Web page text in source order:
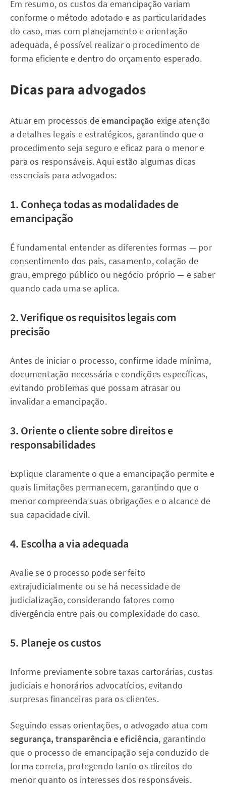
Em resumo, os custos da emancipação variam
conforme o método adotado e as particularidades
do caso, mas com planejamento e orientação
adequada, é possível realizar o procedimento de
forma eficiente e dentro do orçamento esperado.
Dicas para advogados
Atuar em processos deemancipação exige atenção
a detalhes legais e estratégicos, garantindo que o
procedimento seja seguro e eficaz para o menor e
para os responsáveis. Aqui estão algumas dicas
essenciais para advogados:
1. Conheça todas as modalidades de
emancipação
É fundamental entender as diferentes formas — por
consentimento dos pais, casamento, colação de
grau, emprego público ou negócio próprio — e saber
quando cada uma se aplica.
2. Verifique os requisitos legais com
precisão
Antes de iniciar o processo, confirme idade mínima,
documentação necessária e condições específicas,
evitando problemas que possam atrasar ou
invalidar a emancipação.
3. Oriente o cliente sobre direitos e
responsabilidades
Explique claramente o que a emancipação permite e
quais limitações permanecem, garantindo que o
menor compreenda suas obrigações e o alcance de
sua capacidade civil.
4. Escolha a via adequada
Avalie se o processo pode ser feito
extrajudicialmente ou se há necessidade de
judicialização, considerando fatores como
divergência entre pais ou complexidade do caso.
5. Planeje os custos
Informe previamente sobre taxas cartorárias, custas
judiciais e honorários advocatícios, evitando
surpresas financeiras para os clientes.
Seguindo essas orientações, o advogado atua com
segurança, transparência e eficiência, garantindo
que o processo de emancipação seja conduzido de
forma correta, protegendo tanto os direitos do
menor quanto os interesses dos responsáveis.